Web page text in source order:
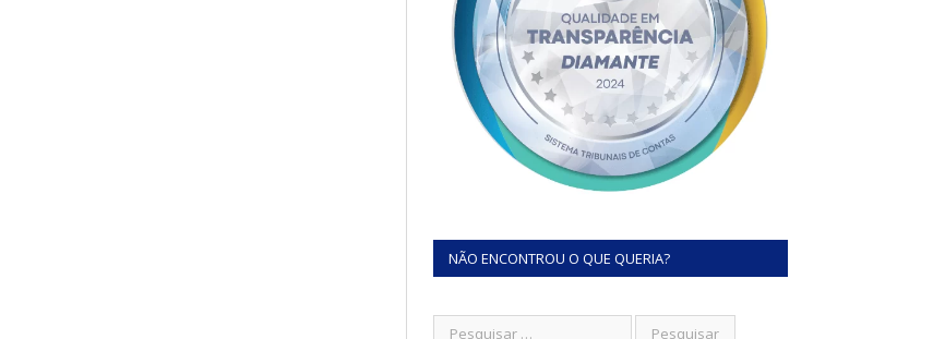
NÃO ENCONTROU O QUE QUERIA?